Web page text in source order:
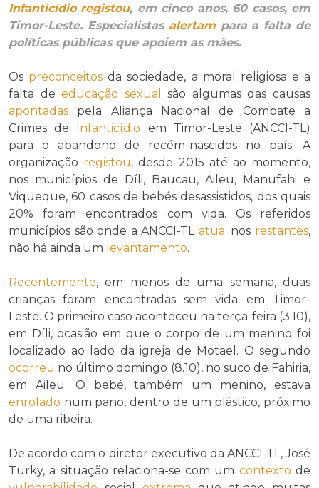
Infanticídio registou, em cinco anos, 60 casos, em
Timor-Leste. Especialistas alertampara a falta de
políticas públicas que apoiem as mães.
Os preconceitos da sociedade, a moral religiosa e a
falta deeducação sexual
são algumas das causas
apontadas pela Aliança Nacional de Combate a
Crimes de Infanticídio em Timor-Leste (ANCCI-TL)
para o abandono de recém-nascidos no país. A
organização registou, desde 2015 até ao momento,
nos municípios de Díli, Baucau, Aileu, Manufahi e
Viqueque, 60 casos de bebés desassistidos, dos quais
20% foram encontrados com vida. Os referidos
municípios são onde a ANCCI-TL atua: nos restantes,
não há ainda um levantamento.
Recentemente, em menos de uma semana, duas
crianças foram encontradas sem vida em Timor-
Leste. O primeiro caso aconteceu na terça-feira (3.10),
em Díli, ocasião em que o corpo de um menino foi
localizado ao lado da igreja de Motael. O segundo
ocorreu no último domingo (8.10), no suco de Fahiria,
em Aileu. O bebé, também um menino, estava
enrolado num pano, dentro de um plástico, próximo
de uma ribeira.
De acordo com o diretor executivo da ANCCI-TL, José
Turky, a situação relaciona-se com um contexto de